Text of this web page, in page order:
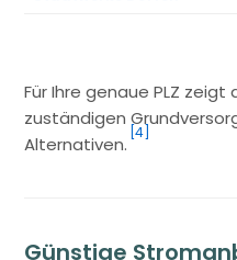
Für Ihre genaue PLZ zeigt
zuständigen
Alternativen.
[4]
Günstige